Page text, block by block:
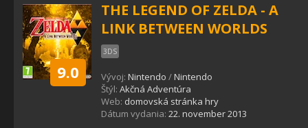
9.0
THE LEGEND OF ZELDA - A
LINK BETWEEN WORLDS
3DS
Vývoj: Nintendo /Nintendo
Štýl: Akčná Adventúra
Web: domovská stránka hry
Dátum vydania: 22. november 2013